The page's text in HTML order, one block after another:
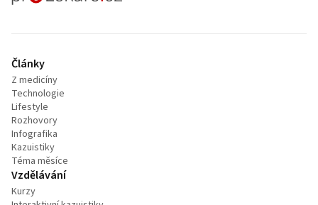
Články
Z medicíny
Technologie
Lifestyle
Rozhovory
Infografika
Kazuistiky
Téma měsíce
Vzdělávání
Kurzy